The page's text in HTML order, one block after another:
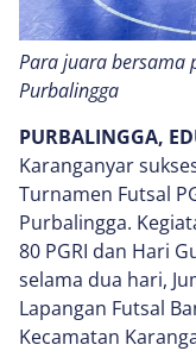
Para juara bersama
Purbalingga
PURBALINGGA,
Karanganyar
Turnamen Futsal
Purbalingga.
80 PGRI dan Hari
selama dua hari,
Lapangan Futsal
Kecamatan